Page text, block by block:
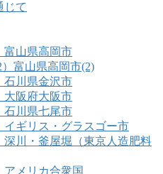
じて
山県高岡市
富山県高岡市(2)
川県金沢市
阪府大阪市
川県七尾市
ギリス・グラスゴー市
川・釜屋堀（東京人造肥料
メリカ合衆国